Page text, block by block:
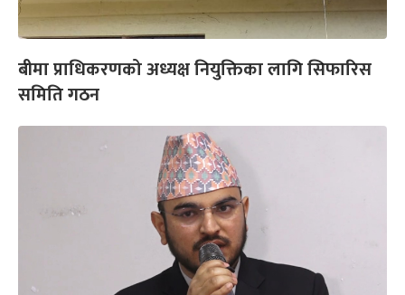
बीमा प्राधिकरणको अध्यक्ष नियुक्तिका लागि सिफारिस
समिति गठन